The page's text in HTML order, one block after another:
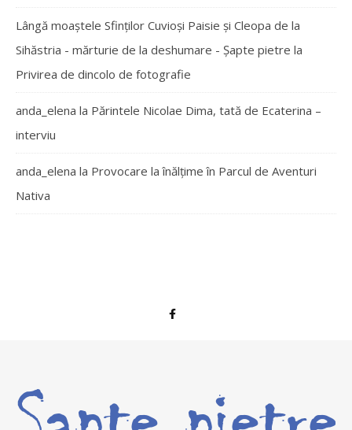
Lângă moaștele Sfinților Cuvioși Paisie și Cleopa de la
Sihăstria - mărturie de la deshumare - Şapte pietre la
Privirea de dincolo de fotografie
anda_elena la Părintele Nicolae Dima, tată de Ecaterina –
interviu
anda_elena la Provocare la înălțime în Parcul de Aventuri
Nativa